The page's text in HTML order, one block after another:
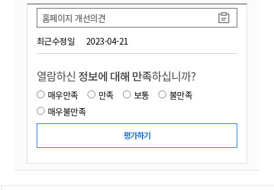
최근수정일 2023-04-21
홈페이지 개선의견
열람하신 정보에 대해 만족하십니까?
매우만족 만족 보통
불만족
매우불만족